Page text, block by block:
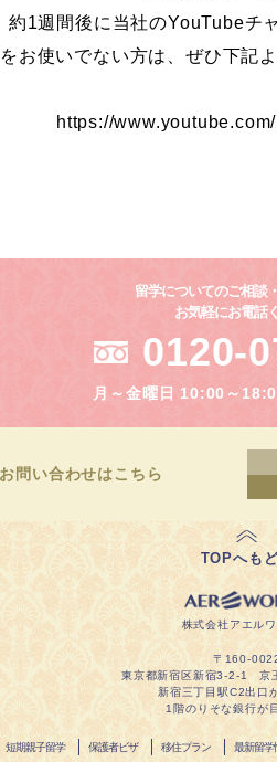
約1週間後に当社のYouTubeチ
お使いでない方は、ぜひ下記
https://
留学についてのご相談
お気軽にお電話
0120-
月～金曜日 10:00～
問い合わせはこちら
TOPへも
株式会社アエル
〒160-
東京都新宿区新宿3-2-1 京
新宿三丁目駅C2出口
1階のりそな銀行が
短期親子留学 保護者ビザ 移住プラン 最新留学